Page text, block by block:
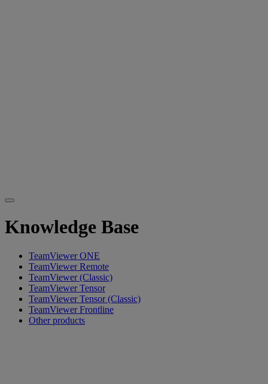
Knowledge Base
TeamViewer ONE
TeamViewer Remote
TeamViewer (Classic)
TeamViewer Tensor
TeamViewer Tensor (Classic)
TeamViewer Frontline
Other products